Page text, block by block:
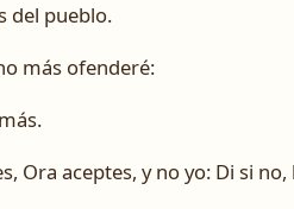
del pueblo.
más ofenderé:
Ora aceptes, y no yo: Di si